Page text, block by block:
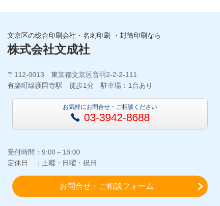
文京区の総合印刷会社・名刺印刷 ・封筒印刷なら
株式会社文成社
〒112-0013 東京都文京区音羽2-2-2-111
有楽町線護国寺駅 徒歩1分 駐車場：1台あり
お気軽にお問合せ・ご相談ください
03-3942-8688
受付時間：9:00～18:00
定休日 ：土曜・日曜・祝日
お問合せ・ご相談フォーム